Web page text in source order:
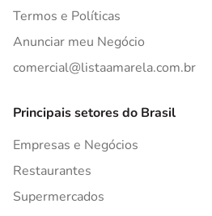
Termos e Políticas
Anunciar meu Negócio
comercial@listaamarela.com.br
Principais setores do Brasil
Empresas e Negócios
Restaurantes
Supermercados